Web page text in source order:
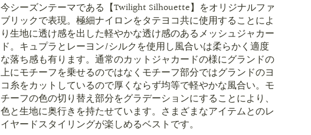
今シーズンテーマである【Twilight Silhouette】をオリジナルファ
ブリックで表現。極細ナイロンをタテヨコ共に使用することによ
り生地に透け感を出した軽やかな透け感のあるメッシュジャカー
ド。キュプラとレーヨン/シルクを使用し風合いは柔らかく適度
な落ち感も有ります。通常のカットジャカードの様にグランドの
上にモチーフを乗せるのではなくモチーフ部分ではグランドのヨ
コ糸をカットしているので厚くならず均等で軽やかな風合い。モ
チーフの色の切り替え部分をグラデーションにすることにより、
色と生地に奥行きを持たせています。さまざまなアイテムとのレ
イヤードスタイリングが楽しめるベストです。